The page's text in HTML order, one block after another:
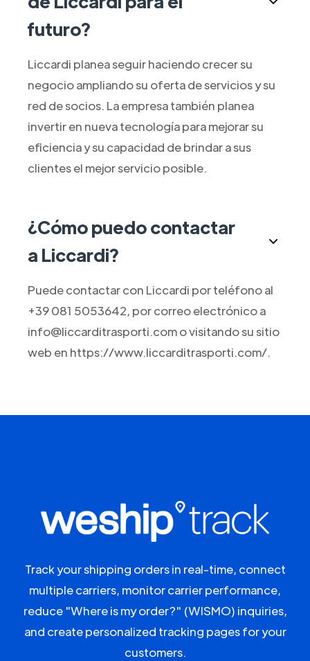
futuro?
Liccardi planea seguir haciendo crecer su
negocio ampliando su oferta de servicios y su
red de socios. La empresa también planea
invertir en nueva tecnología para mejorar su
eficiencia y su capacidad de brindar a sus
clientes el mejor servicio posible.
¿Cómo puedo contactar
a Liccardi?
Puede contactar con Liccardi por teléfono al
+39 081 5053642, por correo electrónico a
info@liccarditrasporti.com o visitando su sitio
web en https://www.liccarditrasporti.com/.
Track your shipping orders in real-time, connect
multiple carriers, monitor carrier performance,
reduce "Where is my order?" (WISMO) inquiries,
and create personalized tracking pages for your
customers.